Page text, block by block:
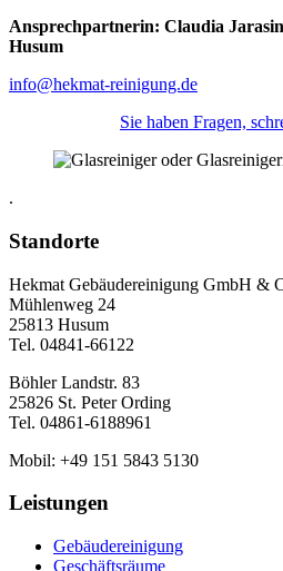
Ansprechpartnerin: Claudia
Husum
info@hekmat-reinigung.de
Sie haben Fragen,
.
Standorte
Hekmat Gebäudereinigung GmbH &
Mühlenweg 24
25813 Husum
Tel. 04841-66122
Böhler Landstr. 83
25826 St. Peter Ording
Tel. 04861-6188961
Mobil: +49 151 5843 5130
Leistungen
Gebäudereinigung
Geschäftsräume